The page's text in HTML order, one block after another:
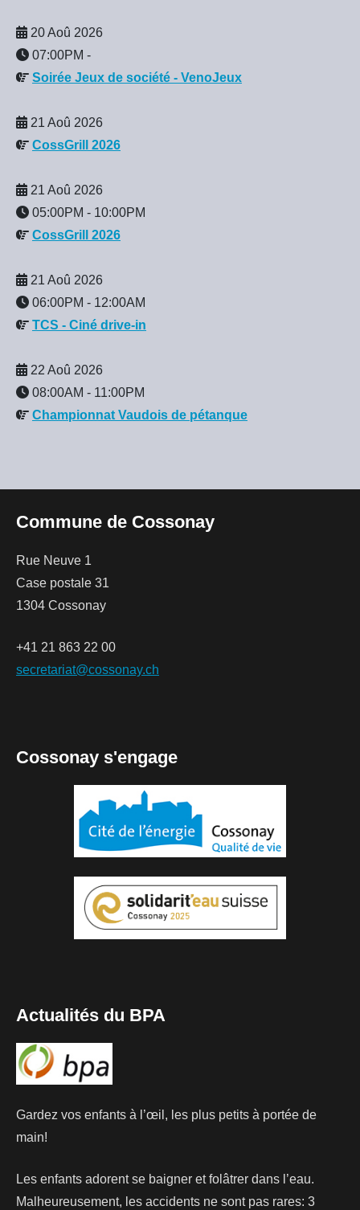
20 Aoû 2026
07:00PM -
Soirée Jeux de société - VenoJeux
21 Aoû 2026
CossGrill 2026
21 Aoû 2026
05:00PM - 10:00PM
CossGrill 2026
21 Aoû 2026
06:00PM - 12:00AM
TCS - Ciné drive-in
22 Aoû 2026
08:00AM - 11:00PM
Championnat Vaudois de pétanque
Commune de Cossonay
Rue Neuve 1
Case postale 31
1304 Cossonay
+41 21 863 22 00
secretariat@cossonay.ch
Cossonay s'engage
Actualités du BPA
Gardez vos enfants à l’œil, les plus petits à portée de
main!
Les enfants adorent se baigner et folâtrer dans l’eau.
Malheureusement, les accidents ne sont pas rares: 3